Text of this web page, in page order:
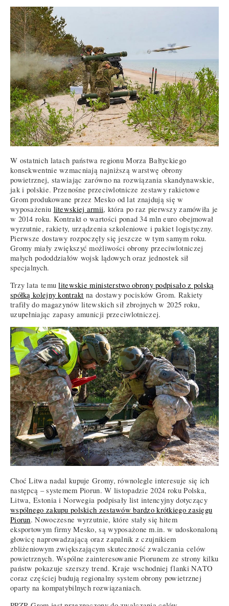
W ostatnich latach państwa regionu Morza Bałtyckiego
konsekwentnie wzmacniają najniższą warstwę obrony
powietrznej, stawiając zarówno na rozwiązania skandynawskie,
jak i polskie. Przenośne przeciwlotnicze zestawy rakietowe
Grom produkowane przez Mesko od lat znajdują się w
wyposażeniu litewskiej armii, która po raz pierwszy zamówiła je
w 2014 roku. Kontrakt o wartości ponad 34 mln euro obejmował
wyrzutnie, rakiety, urządzenia szkoleniowe i pakiet logistyczny.
Pierwsze dostawy rozpoczęły się jeszcze w tym samym roku.
Gromy miały zwiększyć możliwości obrony przeciwlotniczej
małych pododdziałów wojsk lądowych oraz jednostek sił
specjalnych.
Trzy lata temulitewskie ministerstwo obrony podpisało z polską
spółką kolejny kontrakt na dostawy pocisków Grom. Rakiety
trafiły do magazynów litewskich sił zbrojnych w 2025 roku,
uzupełniając zapasy amunicji przeciwlotniczej.
Choć Litwa nadal kupuje Gromy, równolegle interesuje się ich
następcą – systemem Piorun. W listopadzie 2024 roku Polska,
Litwa, Estonia i Norwegia podpisały list intencyjny dotyczący
wspólnego zakupu polskich zestawów bardzo krótkiego zasięgu
Piorun. Nowoczesne wyrzutnie, które stały się hitem
eksportowym firmy Mesko, są wyposażone m.in. w udoskonaloną
głowicę naprowadzającą oraz zapalnik z czujnikiem
zbliżeniowym zwiększającym skuteczność zwalczania celów
powietrznych. Wspólne zainteresowanie Piorunem ze strony kilku
państw pokazuje szerszy trend. Kraje wschodniej flanki NATO
coraz częściej budują regionalny system obrony powietrznej
oparty na kompatybilnych rozwiązaniach.